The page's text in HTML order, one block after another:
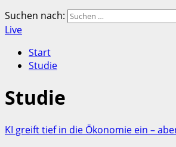
Suchen nach:
Live
Start
Studie
Studie
KI greift tief in die Ökonomie ein –